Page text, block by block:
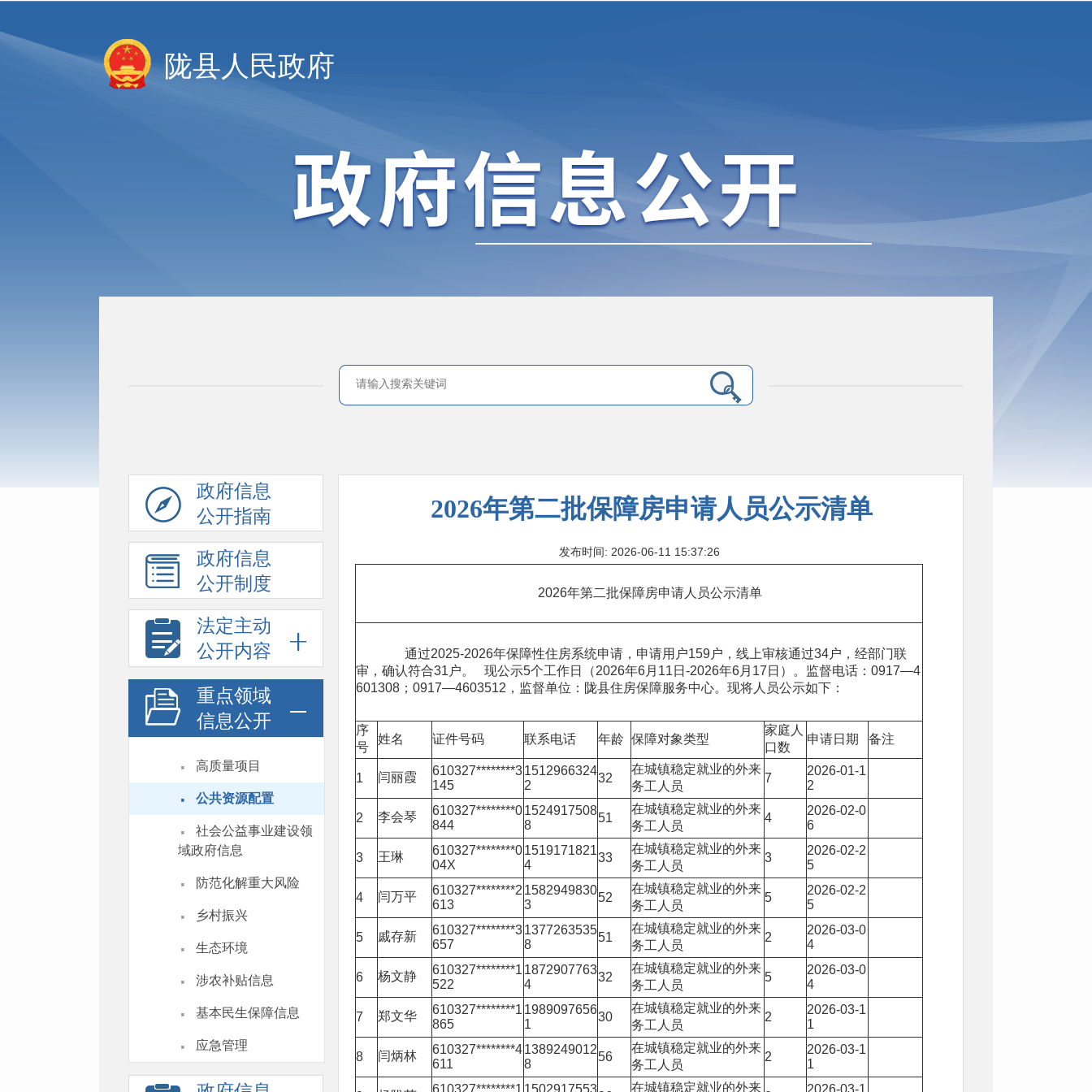
陇县人民政府
政府信息
公开指南
政府信息
公开制度
法定主动
公开内容
重点领域
信息公开
· 高质量项目
· 公共资源配置
·
社会公益事业建设领
域政府信息
· 防范化解重大风险
· 乡村振兴
· 生态环境
· 涉农补贴信息
· 基本民生保障信息
· 应急管理
2026年第二批保障房申请人员公示清单
发布时间: 2026-06-11 15:37:26
2026年第二批保障房申请人员公示清单
通过2025-2026年保障性住房系统申请，申请用户159户，线上审核通过34户，经部门联
审，确认符合31户。 现公示5个工作日（2026年6月11日-2026年6月17日）。监督电话：0917—4
601308；0917—4603512，监督单位：陇县住房保障服务中心。现将人员公示如下：
序
号
姓名 证件号码 联系电话 年龄 保障对象类型
家庭人
口数
申请日期 备注
1 闫丽霞
610327********3
145
1512966324
2
32
在城镇稳定就业的外来
务工人员
7
2026-01-1
2
2 李会琴
610327********0
844
1524917508
8
51
在城镇稳定就业的外来
务工人员
4
2026-02-0
6
3 王琳
610327********0
04X
1519171821
4
33
在城镇稳定就业的外来
务工人员
3
2026-02-2
5
4 闫万平
610327********2
613
1582949830
3
52
在城镇稳定就业的外来
务工人员
5
2026-02-2
5
5 戚存新
610327********3
657
1377263535
8
51
在城镇稳定就业的外来
务工人员
2
2026-03-0
4
6 杨文静
610327********1
522
1872907763
4
32
在城镇稳定就业的外来
务工人员
5
2026-03-0
4
7 郑文华
610327********1
865
1989097656
1
30
在城镇稳定就业的外来
务工人员
2
2026-03-1
1
8 闫炳林
610327********4
611
1389249012
8
56
在城镇稳定就业的外来
务工人员
2
2026-03-1
1
610327********1 1502917553 在城镇稳定就业的外来 2026-03-1